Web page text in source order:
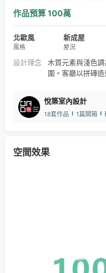
大同寶寶
文化石
作品預算 100萬
北歐風
風格
新成屋
屋況
設計理念
木質元素與淺色
圍。客廳以拼磚
感受
悅築室內設計
18套作品
1篇開箱
空間效果